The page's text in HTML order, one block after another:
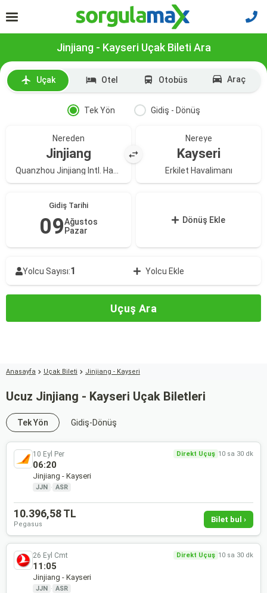
Jinjiang - Kayseri Uçak Bileti Ara
Uçak Otel Otobüs Araç
Tek Yön Gidiş - Dönüş
Nereden
Jinjiang
Nereye
Kayseri
Erkilet Havalimanı
Gidiş Tarihi
09Ağustos
Pazar
Dönüş Ekle
Yolcu Sayısı:1 Yolcu Ekle
Uçuş Ara
Anasayfa Uçak Bileti Jinjiang - Kayseri
Ucuz Jinjiang - Kayseri Uçak Biletleri
Tek Yön Gidiş-Dönüş
10 Eyl Per Direkt Uçuş 10 sa 30 dk
06:20
Jinjiang - Kayseri
JJN · ASR
10.396,58 TL
Pegasus
Bilet bul ›
26 Eyl Cmt Direkt Uçuş 10 sa 30 dk
11:05
Jinjiang - Kayseri
JJN · ASR